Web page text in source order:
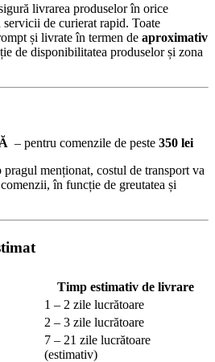
livrarea produselor în orice
de curierat rapid. Toate
și livrate în termen de aproximativ
de disponibilitatea produselor și zona
– pentru comenzile de peste 350 lei
pragul menționat, costul de transport va
în funcție de greutatea și
Timp estimativ de livrare
1 – 2 zile lucrătoare
2 – 3 zile lucrătoare
7 – 21 zile lucrătoare
(estimativ)